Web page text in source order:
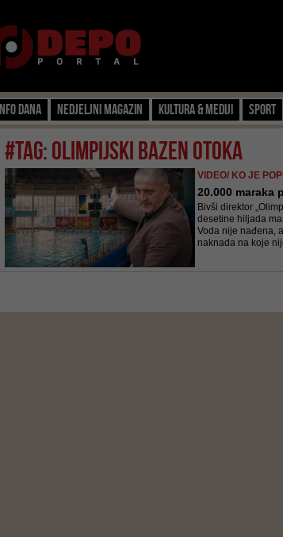
Info dana Nedjeljni magazin Kultura & Mediji Sport
#tag: olimpijski bazen otoka
VIDEO/ KO JE
20.000 maraka
Bivši direktor
desetine hiljada
Voda nije nađena,
naknada na koje